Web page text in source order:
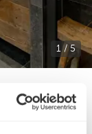
1 / 5